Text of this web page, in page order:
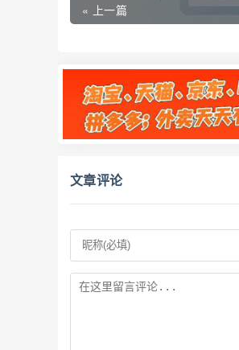
« 上一篇
文章评论